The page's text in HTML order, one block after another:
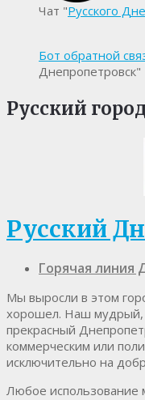
Чат "Русского
Бот обратной
Днепропетровск"
Русский
Русский
Горячая линия
Мы выросли в этом
хорошел. Наш мудрый,
прекрасный
коммерческим или
исключительно на
Любое использование